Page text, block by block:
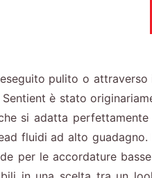
pulito o
Sentient è stato
si adatta
fluidi ad alto
per le accordature